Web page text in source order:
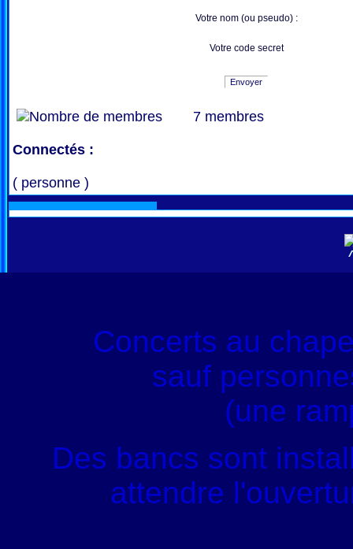
Votre nom (ou pseudo) :
Votre code secret
Envoyer
7 membres
Connectés :
( personne )
Concerts au
sauf
(une
Des bancs sont
attendre